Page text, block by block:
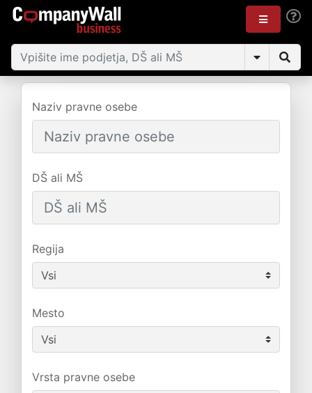
Naziv pravne osebe
DŠ ali MŠ
Regija
Mesto
Vrsta pravne osebe